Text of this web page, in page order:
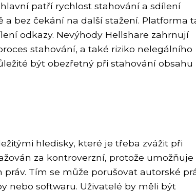
patří rychlost stahování a sdílení
bez čekání na další stažení. Platforma
odkazy. Nevýhody Hellshare zahrnují
stahování, a také riziko nelegálního
být obezřetný při stahování obsahu
hledisky, které je třeba zvážit při
za kontroverzní, protože umožňuje
Tím se může porušovat autorské
nebo softwaru. Uživatelé by měli být